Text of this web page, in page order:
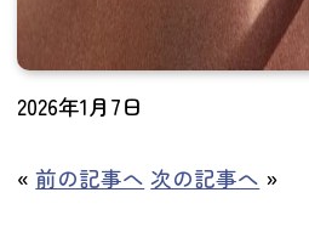
2026年1月7日
«前の記事へ 次の記事へ »